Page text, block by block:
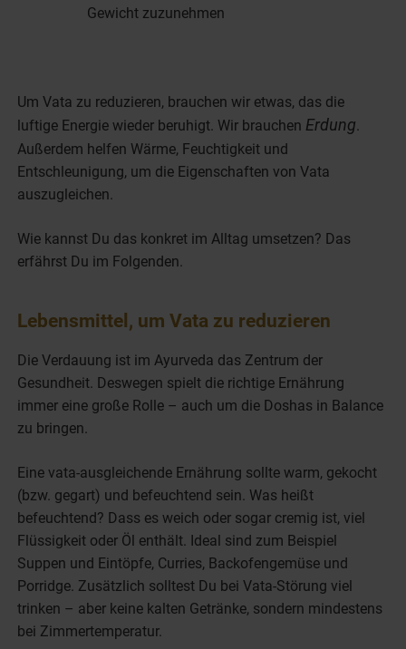
Gewicht zuzunehmen
Um Vata zu reduzieren, brauchen wir etwas, das die
luftige Energie wieder beruhigt. Wir brauchen Erdung
Außerdem helfen Wärme, Feuchtigkeit und
Entschleunigung, um die Eigenschaften von Vata
auszugleichen.
Wie kannst Du das konkret im Alltag umsetzen? Das
erfährst Du im Folgenden.
Lebensmittel, um Vata zu reduzieren
Die Verdauung ist im Ayurveda das Zentrum der
Gesundheit. Deswegen spielt die richtige Ernährung
immer eine große Rolle – auch um die Doshas in Balance
zu bringen.
Eine vata-ausgleichende Ernährung sollte warm, gekocht
(bzw. gegart) und befeuchtend sein. Was heißt
befeuchtend? Dass es weich oder sogar cremig ist, viel
Flüssigkeit oder Öl enthält. Ideal sind zum Beispiel
Suppen und Eintöpfe, Curries, Backofengemüse und
Porridge. Zusätzlich solltest Du bei Vata-Störung viel
trinken – aber keine kalten Getränke, sondern mindestens
bei Zimmertemperatur.